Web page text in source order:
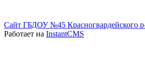
Сайт ГБДОУ №45 Красногвардейского
Работает на InstantCMS